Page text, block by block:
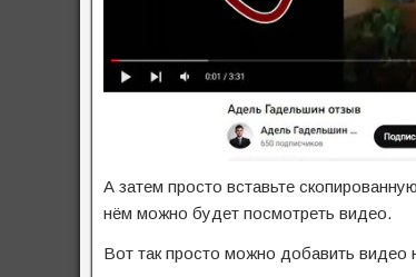
А затем просто вставьте
нём можно будет посмотреть видео.
Вот так просто можно добавить видео